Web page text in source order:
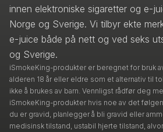
innen elektroniske sigaretter og e-
Norge og Sverige. Vi tilbyr ekte
e-juice både på nett og ved seks
og Sverige.
iSmokeKing-produkter er beregnet for bruk
alderen 18 år eller eldre som et alternativ til
ikke å brukes av barn. Vennligst rådfør deg
iSmokeKing-produkter hvis noe av det
du er gravid, planlegger å bli gravid eller
medisinsk tilstand, ustabil hjerte tilstand,